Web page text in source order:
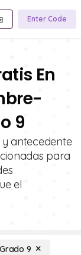
Enter Code
En
9
antecedente
para
el
Grado 9